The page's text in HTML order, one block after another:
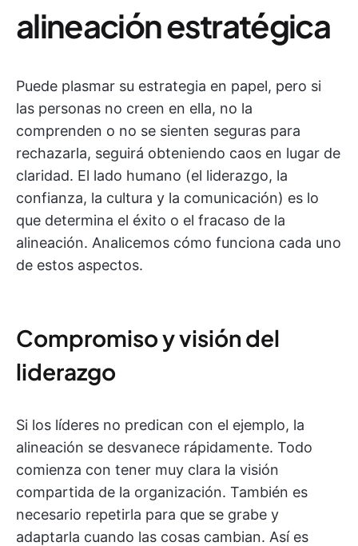
alineación estratégica
Puede plasmar su estrategia en papel, pero si
las personas no creen en ella, no la
comprenden o no se sienten seguras para
rechazarla, seguirá obteniendo caos en lugar de
claridad. El lado humano (el liderazgo, la
confianza, la cultura y la comunicación) es lo
que determina el éxito o el fracaso de la
alineación. Analicemos cómo funciona cada uno
de estos aspectos.
Compromiso y visión del
liderazgo
Si los líderes no predican con el ejemplo, la
alineación se desvanece rápidamente. Todo
comienza con tener muy clara la visión
compartida de la organización. También es
necesario repetirla para que se grabe y
adaptarla cuando las cosas cambian. Así es